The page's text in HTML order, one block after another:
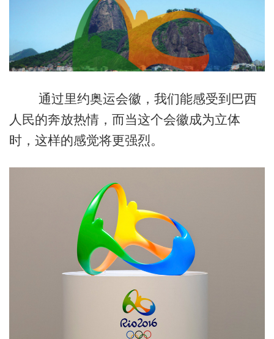
通过里约奥运会徽，我们能感受到巴西
人民的奔放热情，而当这个会徽成为立体
时，这样的感觉将更强烈。